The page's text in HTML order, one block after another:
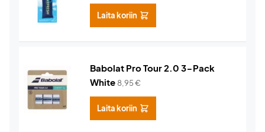
Laita koriin
Babolat Pro Tour 2.0 3-Pack
White 8,95€
Laita koriin